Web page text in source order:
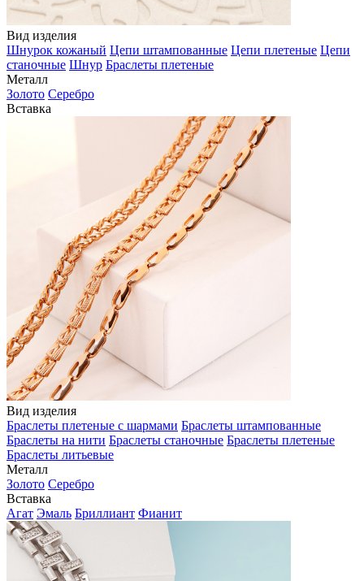
Вид изделия
Шнурок кожаный Цепи штампованные Цепи плетеные Цепи
станочные Шнур Браслеты плетеные
Металл
Золото Серебро
Вставка
Вид изделия
Браслеты плетеные с шармами Браслеты штампованные
Браслеты на нити Браслеты станочные Браслеты плетеные
Браслеты литьевые
Металл
Золото Серебро
Вставка
Агат Эмаль Бриллиант Фианит